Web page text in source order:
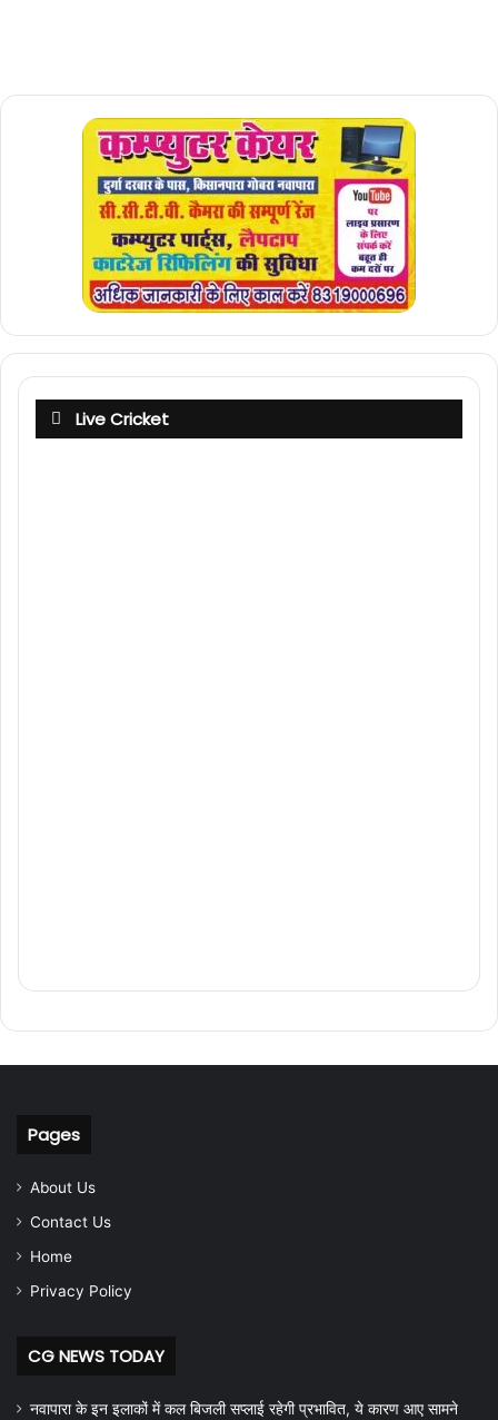
Live Cricket
Pages
About Us
Contact Us
Home
Privacy Policy
CG NEWS TODAY
नवापारा के इन इलाकों में कल बिजली सप्लाई रहेगी प्रभावित, ये कारण आए सामने